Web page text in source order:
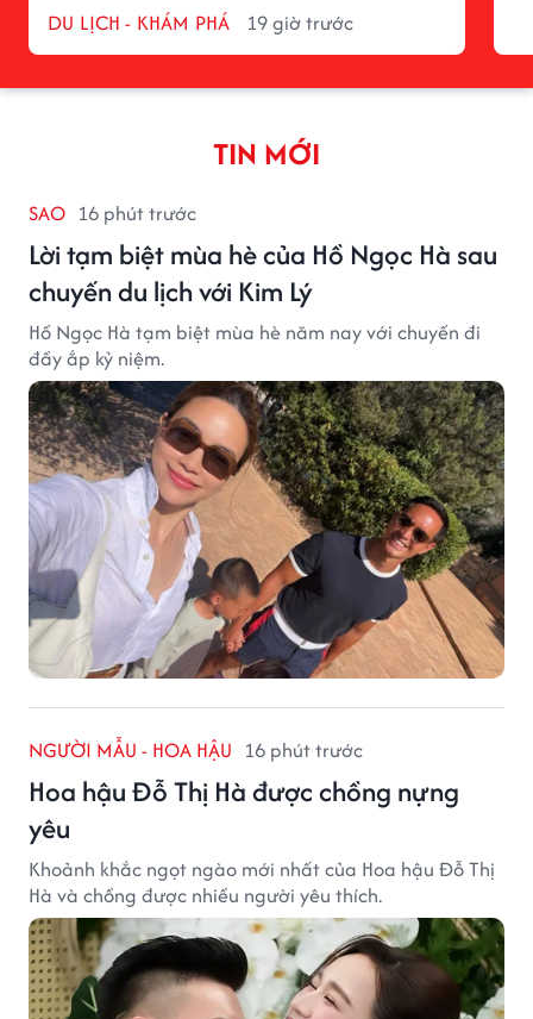
DU LỊCH - KHÁM PHÁ 19 giờ trước
TIN MỚI
SAO 16 phút trước
Lời tạm biệt mùa hè của Hồ Ngọc Hà sau
chuyến du lịch với Kim Lý
Hồ Ngọc Hà tạm biệt mùa hè năm nay với chuyến đi
đầy ắp kỷ niệm.
NGƯỜI MẪU - HOA HẬU 16 phút trước
Hoa hậu Đỗ Thị Hà được chồng nựng
yêu
Khoảnh khắc ngọt ngào mới nhất của Hoa hậu Đỗ Thị
Hà và chồng được nhiều người yêu thích.